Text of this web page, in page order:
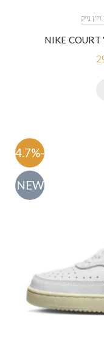
NIKE COURT
-54.7%
NEW